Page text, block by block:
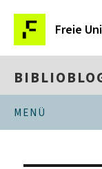
Freie
MENÜ